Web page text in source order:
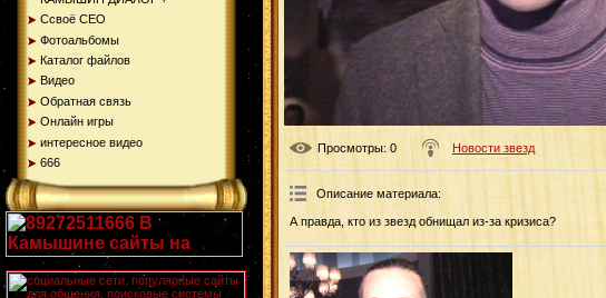
Ссвоё СЕО
Фотоальбомы
Каталог файлов
Видео
Обратная связь
Онлайн игры
интересное видео
666
Просмотры: 0 Новости звезд
Описание материала:
А правда, кто из звезд обнищал из-за кризиса?